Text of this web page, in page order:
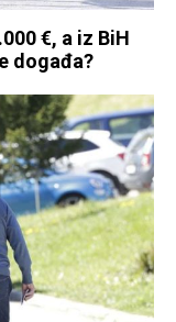
€, a iz BiH
događa?